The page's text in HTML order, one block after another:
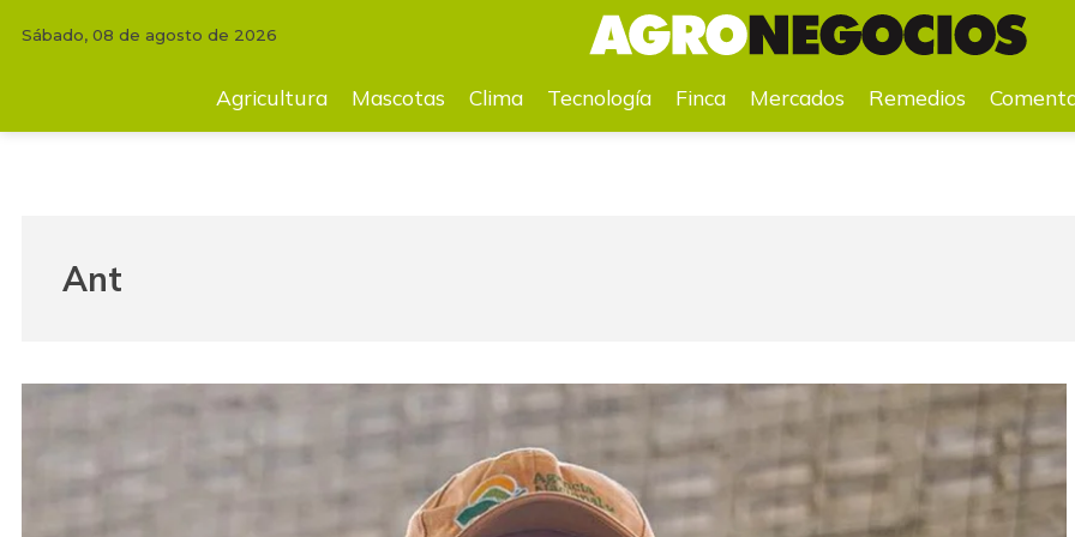
Mascotas Clima Tecnología Mercados Remedios Comentarios Agenda
Sábado, 08 de agosto de 2026
Agricultura Mascotas Clima Tecnología Finca Mercados Remedios
Ant